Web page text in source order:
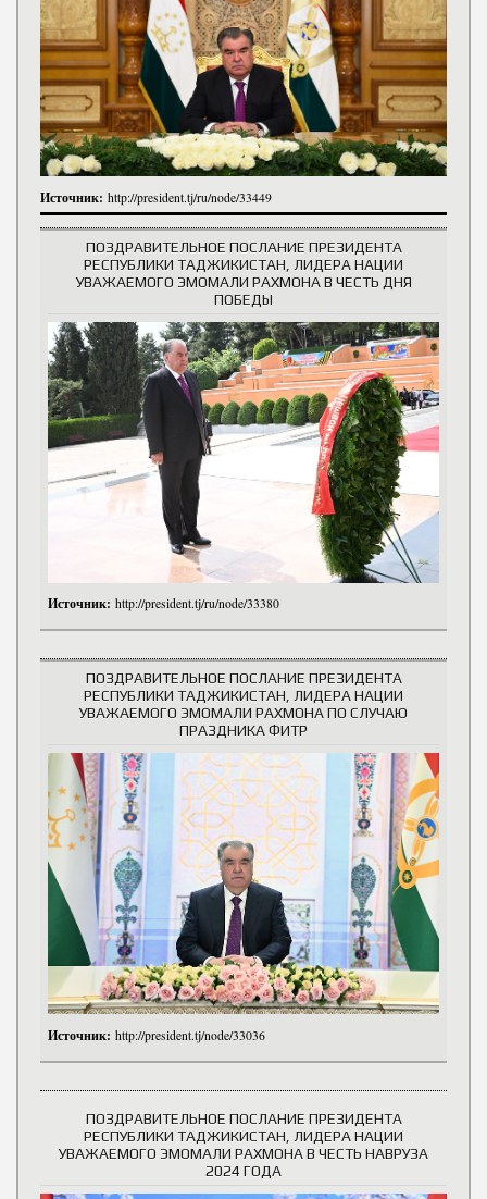
Источник: http://president.tj/ru/node/33449
ПОЗДРАВИТЕЛЬНОЕ ПОСЛАНИЕ ПРЕЗИДЕНТА
РЕСПУБЛИКИ ТАДЖИКИСТАН, ЛИДЕРА НАЦИИ
УВАЖАЕМОГО ЭМОМАЛИ РАХМОНА В ЧЕСТЬ ДНЯ
ПОБЕДЫ
Источник: http://president.tj/ru/node/33380
ПОЗДРАВИТЕЛЬНОЕ ПОСЛАНИЕ ПРЕЗИДЕНТА
РЕСПУБЛИКИ ТАДЖИКИСТАН, ЛИДЕРА НАЦИИ
УВАЖАЕМОГО ЭМОМАЛИ РАХМОНА ПО СЛУЧАЮ
ПРАЗДНИКА ФИТР
Источник: http://president.tj/node/33036
ПОЗДРАВИТЕЛЬНОЕ ПОСЛАНИЕ ПРЕЗИДЕНТА
РЕСПУБЛИКИ ТАДЖИКИСТАН, ЛИДЕРА НАЦИИ
УВАЖАЕМОГО ЭМОМАЛИ РАХМОНА В ЧЕСТЬ НАВРУЗА
2024 ГОДА